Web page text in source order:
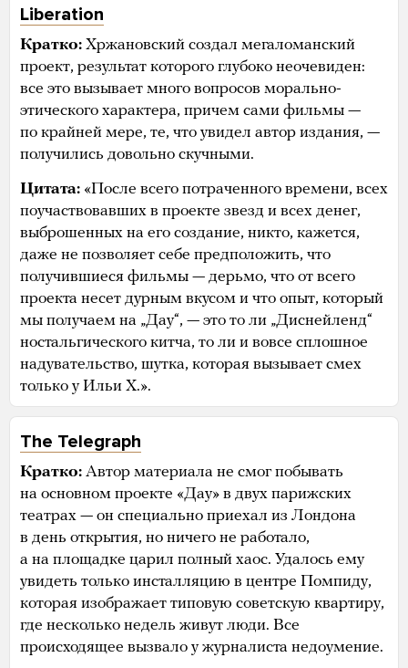
Liberation
Кратко: Хржановский создал мегаломанский
проект, результат которого глубоко неочевиден:
все это вызывает много вопросов морально-
этического характера, причем сами фильмы —
по крайней мере, те, что увидел автор издания, —
получились довольно скучными.
Цитата: «После всего потраченного времени, всех
поучаствовавших в проекте звезд и всех денег,
выброшенных на его создание, никто, кажется,
даже не позволяет себе предположить, что
получившиеся фильмы — дерьмо, что от всего
проекта несет дурным вкусом и что опыт, который
мы получаем на „Дау“, — это то ли „Диснейленд“
ностальгического китча, то ли и вовсе сплошное
надувательство, шутка, которая вызывает смех
только у Ильи Х.».
The Telegraph
Кратко: Автор материала не смог побывать
на основном проекте «Дау» в двух парижских
театрах — он специально приехал из Лондона
в день открытия, но ничего не работало,
а на площадке царил полный хаос. Удалось ему
увидеть только инсталляцию в центре Помпиду,
которая изображает типовую советскую квартиру,
где несколько недель живут люди. Все
происходящее вызвало у журналиста недоумение.